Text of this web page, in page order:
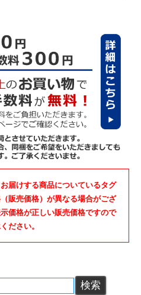
届けする商品についているタグ
販売価格）が異なる場合がござ
価格が正しい販売価格ですので
ださい。